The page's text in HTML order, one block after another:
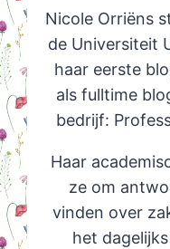
Nicole Orriëns
de Universiteit
haar eerste
als fulltime
bedrijf:
Haar
ze om
vinden over
het